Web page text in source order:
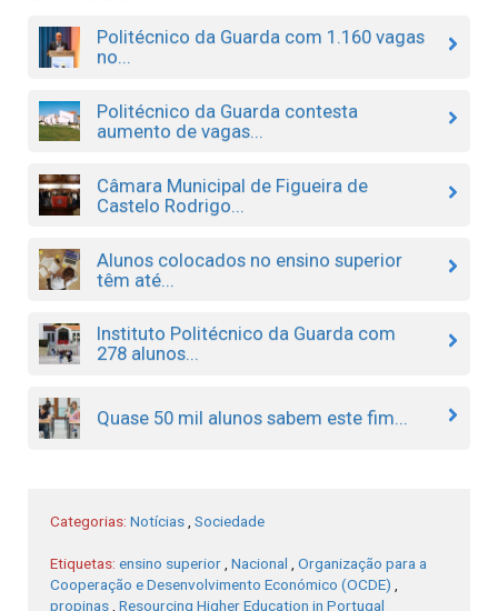
Politécnico da Guarda com 1.160 vagas
no...
Politécnico da Guarda contesta
aumento de vagas...
Câmara Municipal de Figueira de
Castelo Rodrigo...
Alunos colocados no ensino superior
têm até...
Instituto Politécnico da Guarda com
278 alunos...
Quase 50 mil alunos sabem este fim...
Categorias: Notícias Sociedade
Etiquetas: ensino superior Nacional
Organização para a
Cooperação e Desenvolvimento Económico (OCDE)
propinas Resourcing Higher Education in Portugal